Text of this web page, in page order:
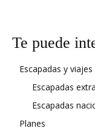
Te puede
Escapadas y viajes
Escapadas
Escapadas
Planes